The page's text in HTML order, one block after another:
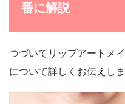
番に解説
つづいてリップアートメ
について詳しくお伝えしま